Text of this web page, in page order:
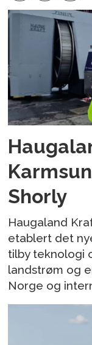
Shorly
Haugaland
etablert det
tilby teknologi
landstrøm og
Norge og